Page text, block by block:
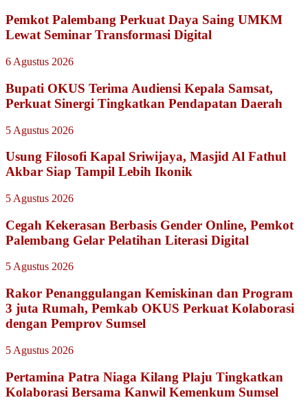
Pemkot Palembang Perkuat Daya Saing UMKM
Lewat Seminar Transformasi Digital
6 Agustus 2026
Bupati OKUS Terima Audiensi Kepala Samsat,
Perkuat Sinergi Tingkatkan Pendapatan Daerah
5 Agustus 2026
Usung Filosofi Kapal Sriwijaya, Masjid Al Fathul
Akbar Siap Tampil Lebih Ikonik
5 Agustus 2026
Cegah Kekerasan Berbasis Gender Online, Pemkot
Palembang Gelar Pelatihan Literasi Digital
5 Agustus 2026
Rakor Penanggulangan Kemiskinan dan Program
3 juta Rumah, Pemkab OKUS Perkuat Kolaborasi
dengan Pemprov Sumsel
5 Agustus 2026
Pertamina Patra Niaga Kilang Plaju Tingkatkan
Kolaborasi Bersama Kanwil Kemenkum Sumsel